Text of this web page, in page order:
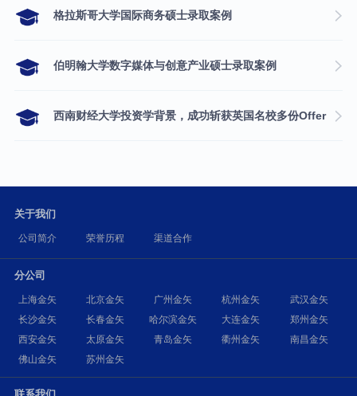
格拉斯哥大学国际商务硕士录取案例
伯明翰大学数字媒体与创意产业硕士录取案例
西南财经大学投资学背景，成功斩获英国名校多份Offer
关于我们
公司简介 荣誉历程 渠道合作
分公司
上海金矢 北京金矢 广州金矢 杭州金矢
武汉金矢
长沙金矢
长春金矢 哈尔滨金矢 大连金矢
郑州金矢
西安金矢
太原金矢 青岛金矢 衢州金矢
南昌金矢
佛山金矢
苏州金矢